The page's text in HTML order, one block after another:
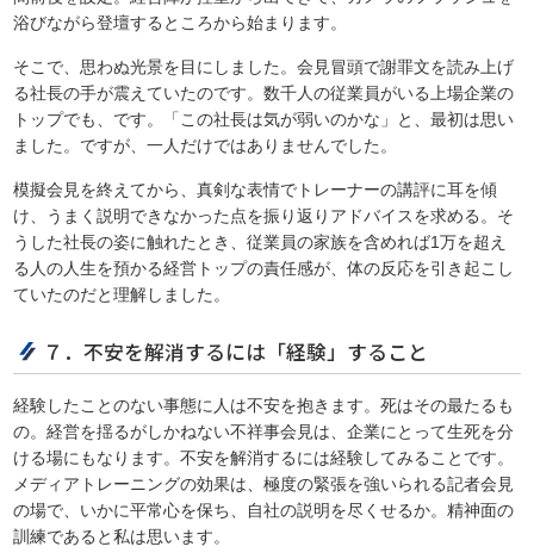
浴びながら登壇するところから始まります。
そこで、思わぬ光景を目にしました。会見冒頭で謝罪文を読み上げ
る社長の手が震えていたのです。数千人の従業員がいる上場企業の
トップでも、です。「この社長は気が弱いのかな」と、最初は思い
ました。ですが、一人だけではありませんでした。
模擬会見を終えてから、真剣な表情でトレーナーの講評に耳を傾
け、うまく説明できなかった点を振り返りアドバイスを求める。そ
うした社長の姿に触れたとき、従業員の家族を含めれば1万を超え
る人の人生を預かる経営トップの責任感が、体の反応を引き起こし
ていたのだと理解しました。
７．不安を解消するには「経験」すること
経験したことのない事態に人は不安を抱きます。死はその最たるも
の。経営を揺るがしかねない不祥事会見は、企業にとって生死を分
ける場にもなります。不安を解消するには経験してみることです。
メディアトレーニングの効果は、極度の緊張を強いられる記者会見
の場で、いかに平常心を保ち、自社の説明を尽くせるか。精神面の
訓練であると私は思います。